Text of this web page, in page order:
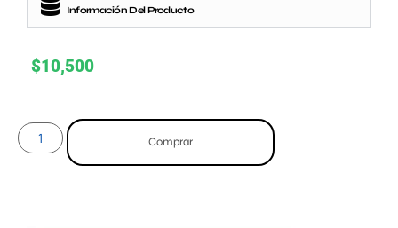
Información Del Producto
$10,500
Comprar